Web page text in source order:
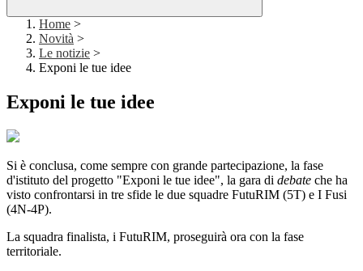
Home >
Novità >
Le notizie >
Exponi le tue idee
Exponi le tue idee
Si è conclusa, come sempre con grande partecipazione, la fase
d'istituto del progetto "Exponi le tue idee", la gara di debate che ha
visto confrontarsi in tre sfide le due squadre FutuRIM (5T) e I Fusi
(4N-4P).
La squadra finalista, i FutuRIM, proseguirà ora con la fase
territoriale.